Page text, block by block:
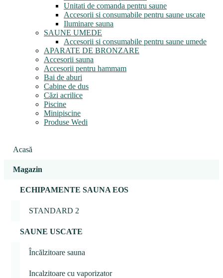
Unitati de comanda pentru saune
Accesorii si consumabile pentru saune uscate
Iluminare sauna
SAUNE UMEDE
Accesorii si consumabile pentru saune umede
APARATE DE BRONZARE
Accesorii sauna
Accesorii pentru hammam
Bai de aburi
Cabine de dus
Căzi acrilice
Piscine
Minipiscine
Produse Wedi
Acasă
Magazin
ECHIPAMENTE SAUNA EOS
STANDARD 2
SAUNE USCATE
Încălzitoare sauna
Incalzitoare cu vaporizator